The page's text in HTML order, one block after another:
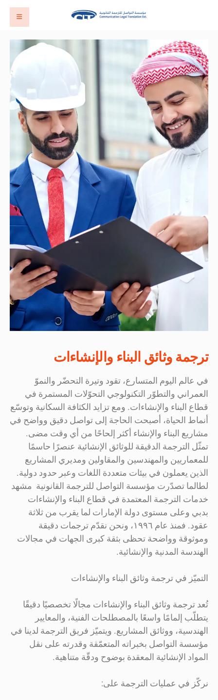
ترجمة وثائق البناء والإنشاءات
في عالم اليوم المتسارع، تقود وتيرة التحضّر والنموّ
العمراني والتطوّر التكنولوجي التحوّلات المستمرة في
قطاع البناء والإنشاءات. ومع تزايد الكثافة السكانية وتوسّع
أنماط الحياة، أصبحت الحاجة إلى تواصل دقيق وواضح في
مشاريع البناء والإنشاء أكثر إلحاحًا من أي وقت مضى.
تمثّل الترجمة الدقيقة للوثائق الإنشائية عنصرًا حاسمًا
للمعماريين والمهندسين والمقاولين ومديري المشاريع
الذين يعملون في بيئات متعددة اللغات وعبر حدود دولية.
لطالما تصدّرت مؤسسة التواصل للترجمة القانونية مشهد
خدمات الترجمة المعتمدة في قطاع البناء والإنشاءات
بدبي وعلى مستوى دولة الإمارات لما يقرب من ثلاثة
عقود. فمنذ عام ١٩٩٦، ونحن نقدّم ترجمات دقيقة
وموثوقة وواضحة تحظى بثقة كبرى الجهات في مجالات
الهندسة المدنية والإنشائية.
التميّز في ترجمة وثائق البناء والإنشاءات
تُعد ترجمة وثائق البناء والإنشاءات مجالًا تخصصيًا دقيقًا
يتطلّب إلمامًا واسعًا بالمصطلحات الفنية، والمعايير
الهندسية، ووثائق المشاريع. ويتميّز فريق الترجمة لدينا في
مؤسسة التواصل بخبراته المتعمّقة وقدرته على نقل
المواد الإنشائية المعقدة بوضوح ودقّة متناهية.
نركّز في عمليات الترجمة على: